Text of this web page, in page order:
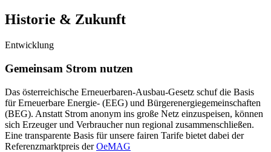
Historie & Zukunft
Entwicklung
Gemeinsam Strom nutzen
Das österreichische Erneuerbaren-Ausbau-Gesetz schuf die Basis
für Erneuerbare Energie- (EEG) und Bürgerenergiegemeinschaften
(BEG). Anstatt Strom anonym ins große Netz einzuspeisen, können
sich Erzeuger und Verbraucher nun regional zusammenschließen.
Eine transparente Basis für unsere fairen Tarife bietet dabei der
Referenzmarktpreis derOeMAG